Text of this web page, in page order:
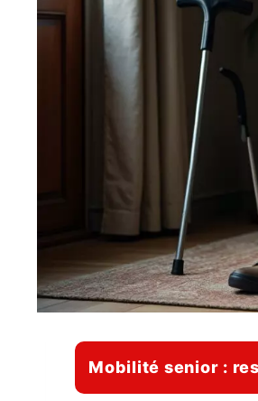
Mobilité senior :